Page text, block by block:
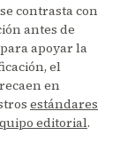
contrasta con
antes de
apoyar la
el
en
estándares
editorial.